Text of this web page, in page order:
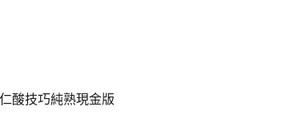
酸技巧純熟現金版